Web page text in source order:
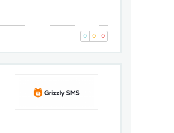
0 0 0